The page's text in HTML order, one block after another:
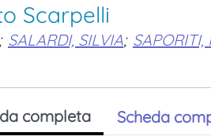
Scarpelli
; SALARDI, SILVIA; SAPORITI,
completa Scheda